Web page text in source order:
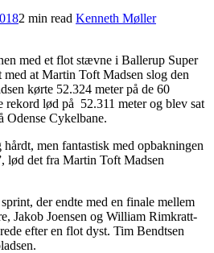
2 min read Kenneth Møller
med et flot stævne i Ballerup Super
at Martin Toft Madsen slog den
kørte 52.324 meter på de 60
rekord lød på 52.311 meter og blev sat
Cykelbane.
men fantastisk med opbakningen
lød det fra Martin Toft Madsen
der endte med en finale mellem
Jakob Joensen og William Rimkratt-
efter en flot dyst. Tim Bendtsen